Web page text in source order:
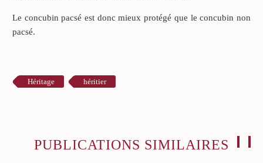
Le concubin pacsé est donc mieux protégé que le concubin non
pacsé.
Héritage héritier
PUBLICATIONS SIMILAIRES